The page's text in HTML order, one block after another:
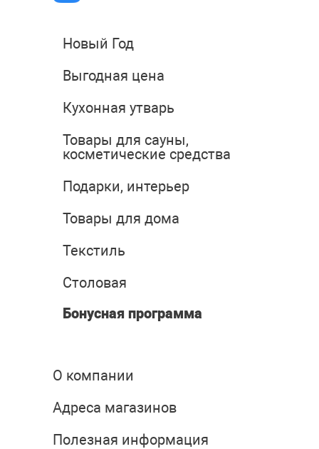
Новый Год
Выгодная цена
Кухонная утварь
Товары для сауны,
косметические средства
Подарки, интерьер
Товары для дома
Текстиль
Столовая
Бонусная программа
О компании
Адреса магазинов
Полезная информация